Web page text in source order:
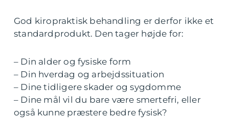
God kiropraktisk behandling er derfor ikke et
standardprodukt. Den tager højde for:
– Din alder og fysiske form
– Din hverdag og arbejdssituation
– Dine tidligere skader og sygdomme
– Dine mål vil du bare være smertefri, eller
også kunne præstere bedre fysisk?